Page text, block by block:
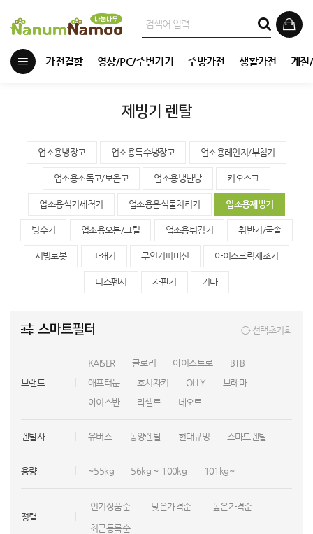
가전결합 영상/PC/주변기기 주방가전 생활가전 계절
제빙기 렌탈
업소용냉장고 업소용특수냉장고 업소용레인지/부침기
업소용소독고/보온고 업소용냉난방 키오스크
업소용식기세척기 업소용음식물처리기 업소용제빙기
빙수기 업소용오븐/그릴 업소용튀김기 취반기/국솥
서빙로봇 파쇄기 무인커피머신 아이스크림제조기
디스펜서 자판기 기타
스마트필터 선택초기화
브랜드
KAISER 글로리 아이스트로
BTB
애프터눈
호시자키 OLLY
브레마
아이스반
라셀르 네오트
렌탈사 유버스 동양렌탈 현대큐밍 스마트렌탈
용량 ~55kg 56kg ~ 100kg 101kg~
정렬
인기상품순 낮은가격순 높은가격순
최근등록순